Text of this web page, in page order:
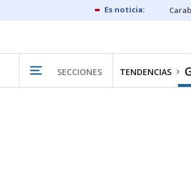
SECCIONES TENDENCIAS